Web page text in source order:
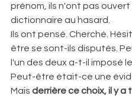
prénom, ils n'ont pas ouvert
dictionnaire au hasard.
Ils ont pensé. Cherché.
être se sont-ils disputés.
l'un des deux a-t-il imposé
Peut-être était-ce une
Mais derrière ce choix, il y a